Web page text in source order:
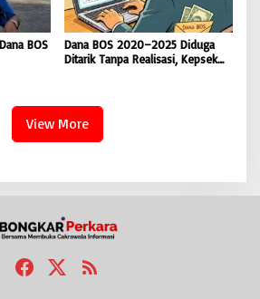
BOS
Dana BOS 2020–2025 Diduga
Ditarik Tanpa Realisasi, Kepsek
View More